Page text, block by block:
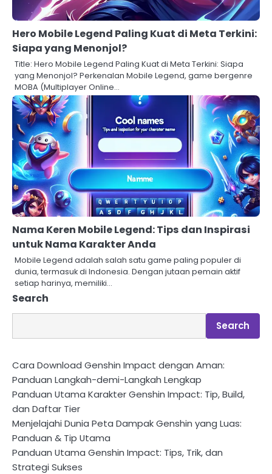
Hero Mobile Legend Paling Kuat di Meta Terkini:
Siapa yang Menonjol?
Title: Hero Mobile Legend Paling Kuat di Meta Terkini: Siapa
yang Menonjol? Perkenalan Mobile Legend, game bergenre
MOBA (Multiplayer Online…
Nama Keren Mobile Legend: Tips dan Inspirasi
untuk Nama Karakter Anda
Mobile Legend adalah salah satu game paling populer di
dunia, termasuk di Indonesia. Dengan jutaan pemain aktif
setiap harinya, memiliki…
Search
Search
Cara Download Genshin Impact dengan Aman:
Panduan Langkah-demi-Langkah Lengkap
Panduan Utama Karakter Genshin Impact: Tip, Build,
dan Daftar Tier
Menjelajahi Dunia Peta Dampak Genshin yang Luas:
Panduan & Tip Utama
Panduan Utama Genshin Impact: Tips, Trik, dan
Strategi Sukses